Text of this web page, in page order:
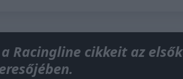
Racingline cikkeit az elsők